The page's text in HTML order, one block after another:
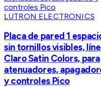
LUTRON ELECTRONICS
Placa de pared 1
sin tornillos visibles,
Claro Satin Colors, para
atenuadores,
y controles Pico